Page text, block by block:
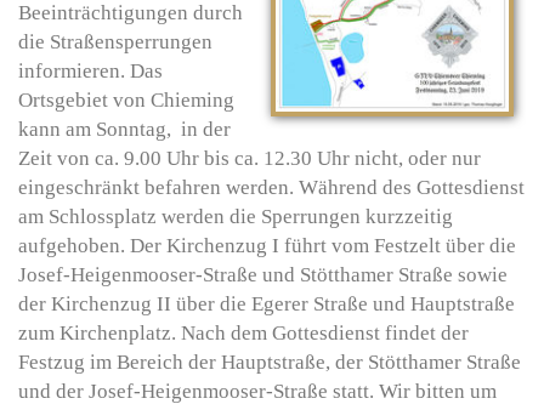
Beeinträchtigungen durch
die Straßensperrungen
informieren. Das
Ortsgebiet von Chieming
kann am Sonntag, in der
Zeit von ca. 9.00 Uhr bis ca. 12.30 Uhr nicht, oder nur
eingeschränkt befahren werden. Während des Gottesdienst
am Schlossplatz werden die Sperrungen kurzzeitig
aufgehoben. Der Kirchenzug I führt vom Festzelt über die
Josef-Heigenmooser-Straße und Stötthamer Straße sowie
der Kirchenzug II über die Egerer Straße und Hauptstraße
zum Kirchenplatz. Nach dem Gottesdienst findet der
Festzug im Bereich der Hauptstraße, der Stötthamer Straße
und der Josef-Heigenmooser-Straße statt. Wir bitten um